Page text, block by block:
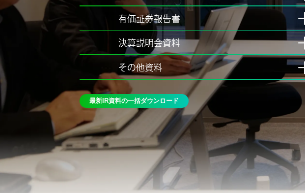
有価証券報告書
決算説明会資料
その他資料
最新IR資料の一括ダウンロード